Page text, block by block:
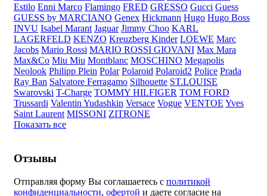
Estilo Enni Marco Flamingo FRED GRESSO Gucci Guess
GUESS by MARCIANO Genex Hickmann Hugo Hugo Boss
INVU Isabel Marant Jaguar Jimmy Choo KARL
LAGERFELD KENZO Kreuzberg Kinder LOEWE Marc
Jacobs Mario Rossi MARIO ROSSI GIOVANI Max Mara
Max&Co Miu Miu Montblanc MOSCHINO Megapolis
Neolook Philipp Plein Polar Polaroid Polaroid2 Police Prada
Ray Ban Salvatore Ferragamo Silhouette ST.LOUISE
Swarovski T-Charge TOMMY HILFIGER TOM FORD
Trussardi Valentin Yudashkin Versace Vogue VENTOE Yves
Saint Laurent MISSONI ZITRONE
Показать все
Отзывы
Отправляя форму Вы соглашаетесь с политикой
конфиденциальности, офертой и даете согласие на